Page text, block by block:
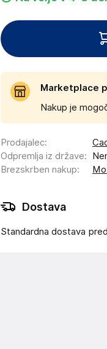
Marketplace
Nakup je
Prodajalec:
Odpremlja iz države:
Brezskrben nakup:
Dostava
Standardna dostava